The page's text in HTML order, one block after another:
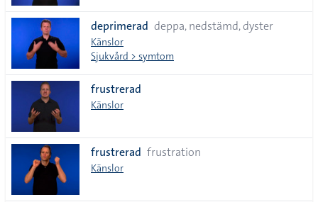
deprimerad deppa, nedstämd, dyster
Känslor
Sjukvård > symtom
frustrerad
Känslor
frustrerad frustration
Känslor